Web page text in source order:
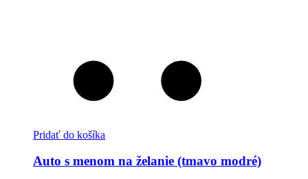
Pridať do košíka
Auto s menom na želanie (tmavo modré)